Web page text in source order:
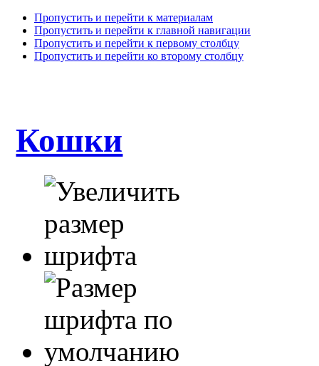
Пропустить и перейти к материалам
Пропустить и перейти к главной навигации
Пропустить и перейти к первому столбцу
Пропустить и перейти ко второму столбцу
Кошки